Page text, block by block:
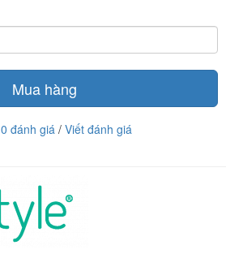
Mua hàng
0 đánh giá / Viết đánh giá